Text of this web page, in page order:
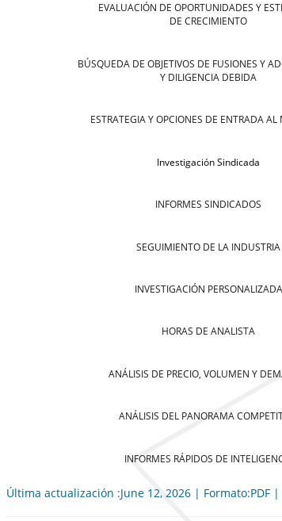
EVALUACIÓN DE OPORTUNIDADES Y
DE CRECIMIENTO
BÚSQUEDA DE OBJETIVOS DE FUSIONES Y
Y DILIGENCIA DEBIDA
ESTRATEGIA Y OPCIONES DE ENTRADA AL
Investigación Sindicada
INFORMES SINDICADOS
SEGUIMIENTO DE LA INDUSTRIA
INVESTIGACIÓN PERSONALIZADA
HORAS DE ANALISTA
ANÁLISIS DE PRECIO, VOLUMEN Y
ANÁLISIS DEL PANORAMA
INFORMES RÁPIDOS DE
Última actualización :June 12, 2026 | Formato:PDF